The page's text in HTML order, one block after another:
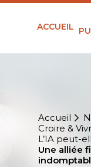
ACCUEIL
Accueil
Croire &
L’IA peut-
Une alliée